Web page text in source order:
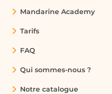
Mandarine Academy
Tarifs
FAQ
Qui sommes-nous ?
Notre catalogue